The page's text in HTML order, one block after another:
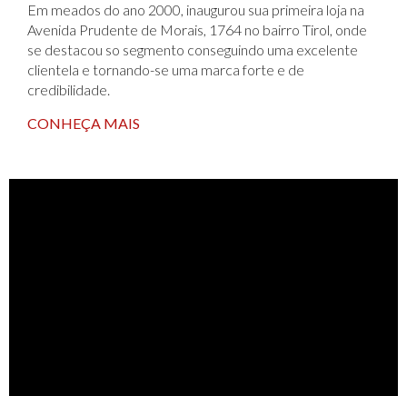
Em meados do ano 2000, inaugurou sua primeira loja na
Avenida Prudente de Morais, 1764 no bairro Tirol, onde
se destacou so segmento conseguindo uma excelente
clientela e tornando-se uma marca forte e de
credibilidade.
CONHEÇA MAIS